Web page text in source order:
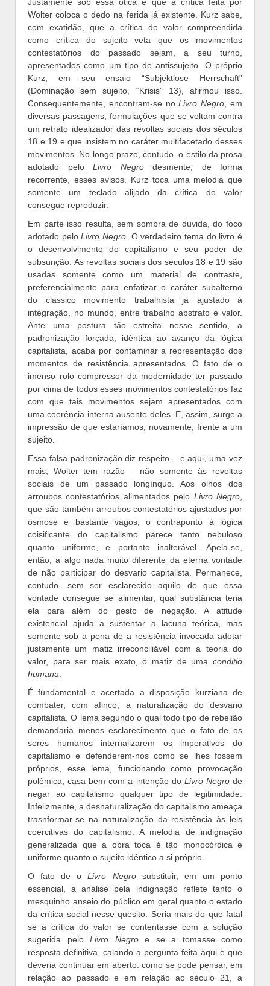
Wolter coloca o dedo na ferida já existente. Kurz sabe,
com exatidão, que a crítica do valor compreendida
como crítica do sujeito veta que os movimentos
contestatórios do passado sejam, a seu turno,
apresentados como um tipo de antissujeito. O próprio
Kurz, em seu ensaio “Subjektlose Herrschaft”
(Dominação sem sujeito, “Krisis” 13), afirmou isso.
Consequentemente, encontram-se noLivro Negro , em
diversas passagens, formulações que se voltam contra
um retrato idealizador das revoltas sociais dos séculos
18 e 19 e que insistem no caráter multifacetado desses
movimentos. No longo prazo, contudo, o estilo da prosa
adotado pelo Livro Negrodesmente, de forma
recorrente, esses avisos. Kurz toca uma melodia que
somente um teclado alijado da crítica do valor
consegue reproduzir.
Em parte isso resulta, sem sombra de dúvida, do foco
adotado peloLivro Negro . O verdadeiro tema do livro é
o desenvolvimento do capitalismo e seu poder de
subsunção. As revoltas sociais dos séculos 18 e 19 são
usadas somente como um material de contraste,
preferencialmente para enfatizar o caráter subalterno
do clássico movimento trabalhista já ajustado à
integração, no mundo, entre trabalho abstrato e valor.
Ante uma postura tão estreita nesse sentido, a
padronização forçada, idêntica ao avanço da lógica
capitalista, acaba por contaminar a representação dos
momentos de resistência apresentados. O fato de o
imenso rolo compressor da modernidade ter passado
por cima de todos esses movimentos contestatórios faz
com que tais movimentos sejam apresentados com
uma coerência interna ausente deles. E, assim, surge a
impressão de que estaríamos, novamente, frente a um
sujeito.
Essa falsa padronização diz respeito – e aqui, uma vez
mais, Wolter tem razão – não somente às revoltas
sociais de um passado longínquo. Aos olhos dos
arroubos contestatórios alimentados pelo Livro Negro
que são também arroubos contestatórios ajustados por
osmose e bastante vagos, o contraponto à lógica
coisificante do capitalismo parece tanto nebuloso
quanto uniforme, e portanto inalterável. Apela-se,
então, a algo nada muito diferente da eterna vontade
de não participar do desvario capitalista. Permanece,
contudo, sem ser esclarecido aquilo de que essa
vontade consegue se alimentar, qual substância teria
ela para além do gesto de negação. A atitude
existencial ajuda a sustentar a lacuna teórica, mas
somente sob a pena de a resistência invocada adotar
justamente um matiz irreconciliável com a teoria do
valor, para ser mais exato, o matiz de uma conditio
humana
É fundamental e acertada a disposição kurziana de
combater, com afinco, a naturalização do desvario
capitalista. O lema segundo o qual todo tipo de rebelião
demandaria menos esclarecimento que o fato de os
seres humanos internalizarem os imperativos do
capitalismo e defenderem-nos como se lhes fossem
próprios, esse lema, funcionando como provocação
polêmica, casa bem com a intenção do Livro Negrode
negar ao capitalismo qualquer tipo de legitimidade.
Infelizmente, a desnaturalização do capitalismo ameaça
trasnformar-se na naturalização da resistência às leis
coercitivas do capitalismo. A melodia de indignação
generalizada que a obra toca é tão monocórdica e
uniforme quanto o sujeito idêntico a si próprio.
O fato de oLivro Negrosubstituir, em um ponto
essencial, a análise pela indignação reflete tanto o
mesquinho anseio do público em geral quanto o estado
da crítica social nesse quesito. Seria mais do que fatal
se a crítica do valor se contentasse com a solução
sugerida pelo Livro Negroe se a tomasse como
resposta definitiva, calando a pergunta feita aqui e que
deveria continuar em aberto: como se pode pensar, em
relação ao passado e em relação ao século 21, a